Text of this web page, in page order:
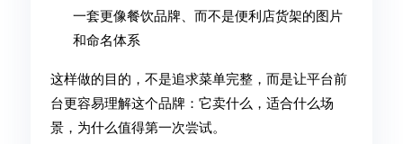
一套更像餐饮品牌、而不是便利店货架的图片
和命名体系
这样做的目的，不是追求菜单完整，而是让平台前
台更容易理解这个品牌：它卖什么，适合什么场
景，为什么值得第一次尝试。